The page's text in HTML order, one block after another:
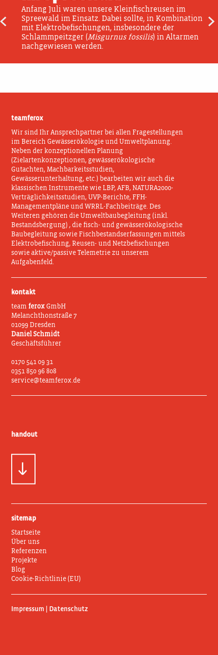
Anfang Juli waren unsere Kleinfischreusen im
Spreewald im Einsatz. Dabei sollte, in Kombination
mit Elektrobefischungen, insbesondere der
Schlammpeitzger (Misgurnus fossilis) in Altarmen
nachgewiesen werden.
Beitragsnavigation
teamferox
Wir sind Ihr Ansprechpartner bei allen Fragestellungen
im Bereich Gewässerökologie und Umweltplanung.
Neben der konzeptionellen Planung
(Zielartenkonzeptionen, gewässerökologische
Gutachten, Machbarkeitsstudien,
Gewässerunterhaltung, etc.) bearbeiten wir auch die
klassischen Instrumente wie LBP, AFB, NATURA2000-
Verträglichkeitsstudien, UVP-Berichte, FFH-
Managementpläne und WRRL-Fachbeiträge. Des
Weiteren gehören die Umweltbaubegleitung (inkl.
Bestandsbergung) , die fisch- und gewässerökologische
Baubegleitung sowie Fischbestandserfassungen mittels
Elektrobefischung, Reusen- und Netzbefischungen
sowie aktive/passive Telemetrie zu unserem
Aufgabenfeld.
kontakt
team ferox GmbH
Melanchthonstraße 7
01099 Dresden
Daniel Schmidt
Geschäftsführer
0170 541 09 31
0351 850 96 808
service@teamferox.de
handout
sitemap
Startseite
Über uns
Referenzen
Projekte
Blog
Cookie-Richtlinie (EU)
Impressum | Datenschutz